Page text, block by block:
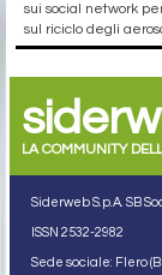
sui social network
sul riciclo degli
LA COMMUNITY
Siderweb S.p.A. SB
ISSN 2532-2982
Sede sociale: Flero